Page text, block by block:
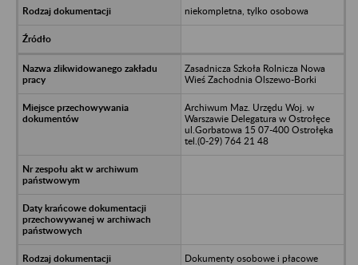
niekompletna, tylko osobowa
Zasadnicza Szkoła Rolnicza Nowa
Wieś Zachodnia Olszewo-Borki
Archiwum Maz. Urzędu Woj. w
Warszawie Delegatura w Ostrołęce
ul.Gorbatowa 15 07-400 Ostrołęka
tel.(0-29) 764 21 48
Dokumenty osobowe i płacowe